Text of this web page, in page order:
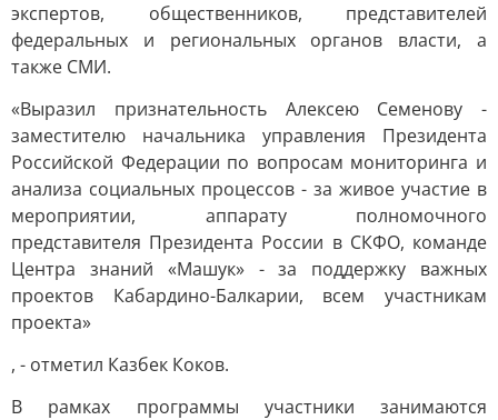
экспертов, общественников, представителей
федеральных и региональных органов власти, а
также СМИ.
«Выразил признательность Алексею Семенову -
заместителю начальника управления Президента
Российской Федерации по вопросам мониторинга и
анализа социальных процессов - за живое участие в
мероприятии, аппарату полномочного
представителя Президента России в СКФО, команде
Центра знаний «Машук» - за поддержку важных
проектов Кабардино-Балкарии, всем участникам
проекта»
, - отметил Казбек Коков.
В рамках программы участники занимаются